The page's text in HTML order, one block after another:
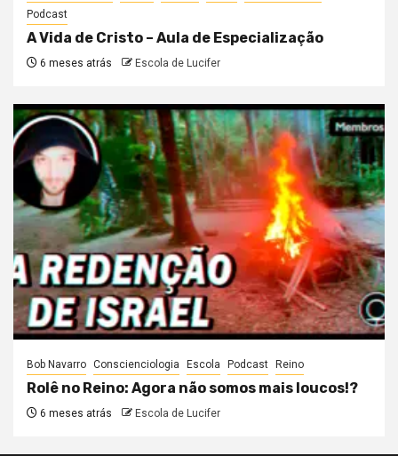
Podcast
A Vida de Cristo – Aula de Especialização
6 meses atrás Escola de Lucifer
Bob Navarro Conscienciologia Escola Podcast Reino
Rolê no Reino: Agora não somos mais loucos!?
6 meses atrás Escola de Lucifer